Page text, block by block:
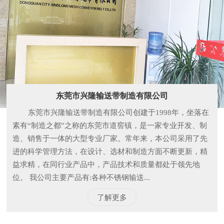
东莞市兴隆输送带制造有限公司
东莞市兴隆输送带制造有限公司创建于1998年，坐落在
素有“制造之都”之称的东莞市道窖镇，是一家专业开发、制
造、销售于一体的大型专业厂家。常年来，本公司采用了先
进的科学管理方法，在设计、选材和制造方面不断更新，精
益求精，在同行业产品中，产品技术和质量都处于领先地
位。 我公司主要产品有:各种不锈钢输送...
了解更多